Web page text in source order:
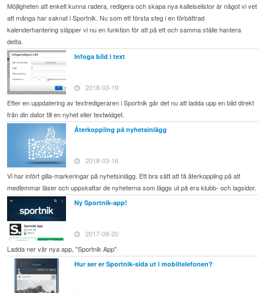
Möjligheten att enkelt kunna radera, redigera och skapa nya kallelselistor är något vi vet
att många har saknat i Sportnik. Nu som ett första steg i en förbättrad
kalenderhantering släpper vi nu en funktion för att på ett och samma ställe hantera
detta.
Infoga bild i text
2018-03-19
Efter en uppdatering av textredigeraren i Sportnik går det nu att ladda upp en bild direkt
från din dator till en nyhet eller textwidget.
Återkoppling på nyhetsinlägg
2018-03-16
Vi har infört gilla-markeringar på nyhetsinlägg. Ett bra sätt att få återkoppling på att
medlemmar läser och uppskattar de nyheterna som läggs ut på era klubb- och lagsidor.
Ny Sportnik-app!
2017-09-20
Ladda ner vår nya app, "Sportnik App"
Hur ser er Sportnik-sida ut i mobiltelefonen?